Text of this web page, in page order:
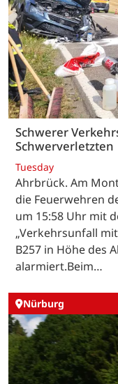
Schwerer
Schwerverletzten
Tuesday
Ahrbrück. Am
die Feuerwehren
um 15:58 Uhr mit
„Verkehrsunfall
B257 in Höhe des
alarmiert.Beim…
Nürburg